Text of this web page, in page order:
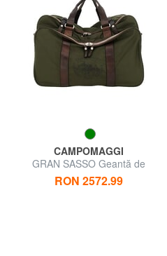
CAMPOMAGGI
GRAN SASSO Geantă de
voiaj pentru exterior
RON 2572.99